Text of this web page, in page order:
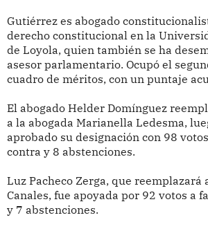
Gutiérrez es abogado
derecho constitucional en la
de Loyola, quien también se ha
asesor parlamentario. Ocupó el
cuadro de méritos, con un puntaje
El abogado Helder Domínguez
a la abogada Marianella Ledesma,
aprobado su designación con 98
contra y 8 abstenciones.
Luz Pacheco Zerga, que reemplazará
Canales, fue apoyada por 92 votos a
y 7 abstenciones.